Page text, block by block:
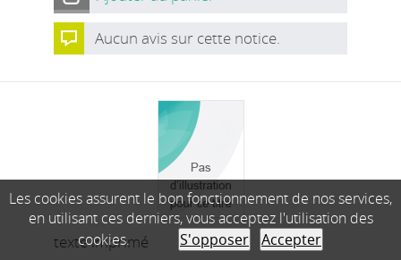
Aucun avis sur cette notice.
texte imprimé
Les cookies assurent le bon fonctionnement de nos services,
en utilisant ces derniers, vous acceptez l'utilisation des
cookies.
S'opposer Accepter